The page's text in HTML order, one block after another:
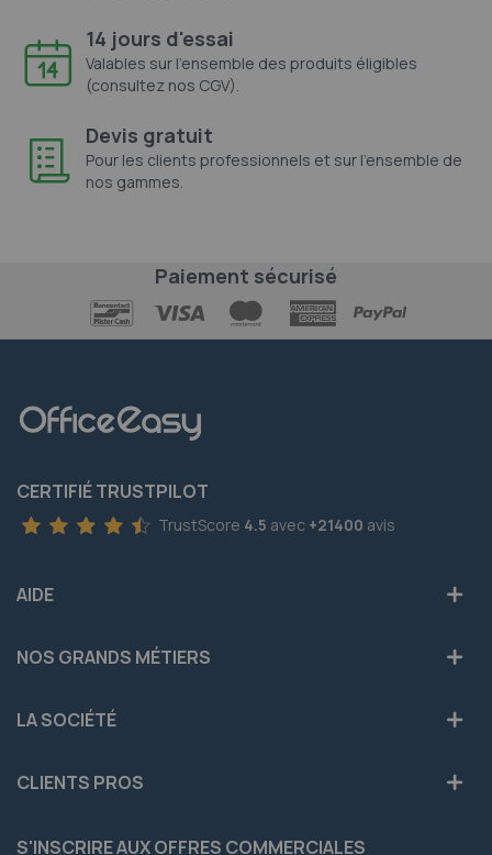
14 jours d'essai
Valables sur l'ensemble des produits éligibles
(consultez nos CGV).
Devis gratuit
Pour les clients professionnels et sur l'ensemble de
nos gammes.
Paiement sécurisé
CERTIFIÉ TRUSTPILOT
TrustScore 4.5 avec +21400 avis
AIDE
NOS GRANDS MÉTIERS
LA SOCIÉTÉ
CLIENTS PROS
S'INSCRIRE AUX OFFRES COMMERCIALES